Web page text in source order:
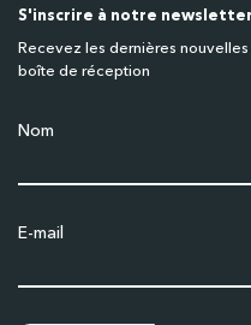
S'inscrire à notre newsletter
Recevez les dernières
boîte de réception
Nom
E-mail